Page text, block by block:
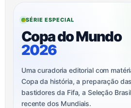
SÉRIE ESPECIAL
Copa do Mundo
2026
Uma curadoria editorial com
Copa da história, a preparação
bastidores da Fifa, a Seleção
recente dos Mundiais.